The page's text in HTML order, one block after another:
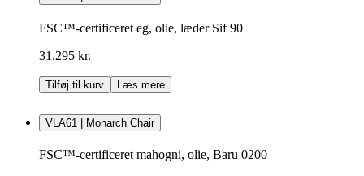
FSC™-certificeret eg, olie, læder Sif 90
31.295 kr.
Tilføj til kurv Læs mere
VLA61 | Monarch Chair
FSC™-certificeret mahogni, olie, Baru 0200